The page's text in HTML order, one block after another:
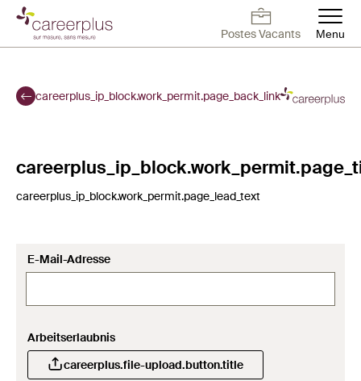
Aller
contenu
Postes Vacants Menu
Pour employeurs
À propos de nous
Deutsch Français English
careerplus_ip_block.work_permit.page_back_link
careerplus_ip_block.work_permit.page_lead_text
E-Mail-Adresse
Arbeitserlaubnis
careerplus.file-upload.button.title